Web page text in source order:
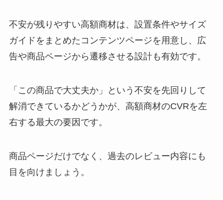
不安が残りやすい高額商材は、設置条件やサイズ
ガイドをまとめたコンテンツページを用意し、広
告や商品ページから遷移させる設計も有効です。
「この商品で大丈夫か」という不安を先回りして
解消できているかどうかが、高額商材のCVRを左
右する最大の要因です。
商品ページだけでなく、過去のレビュー内容にも
目を向けましょう。